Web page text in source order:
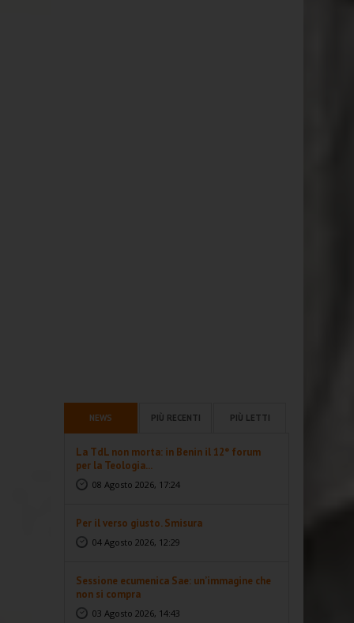
NEWS PIÙ RECENTI PIÙ LETTI
La TdL non morta: in Benin il 12° forum
per la Teologia...
08 Agosto 2026, 17:24
Per il verso giusto. Smisura
04 Agosto 2026, 12:29
Sessione ecumenica Sae: un’immagine che
non si compra
03 Agosto 2026, 14:43